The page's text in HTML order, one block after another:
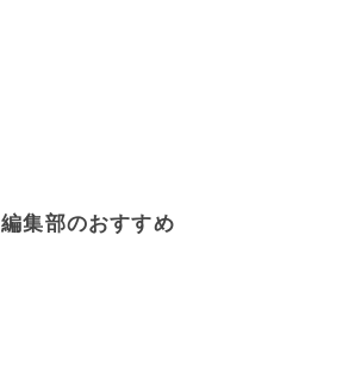
編集部のおすすめ